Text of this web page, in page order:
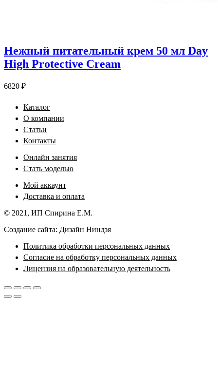
Нежный питательный крем 50 мл Day
High Protective Cream
6820 ₽
Каталог
О компании
Статьи
Контакты
Онлайн занятия
Стать моделью
Мой аккаунт
Доставка и оплата
© 2021, ИП Спирина Е.М.
Создание сайта: Дизайн Ниндзя
Политика обработки персональных данных
Согласие на обработку персональных данных
Лицензия на образовательную деятельность